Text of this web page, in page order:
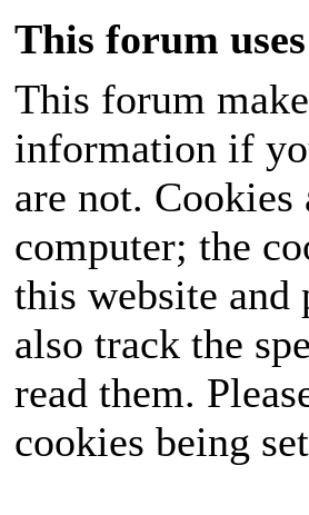
This forum
This forum
information if
are not.
computer; the
this website
also track the
read them.
cookies being